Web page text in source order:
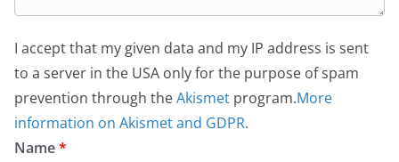
I accept that my given data and my IP address is sent
to a server in the USA only for the purpose of spam
prevention through theAkismet program.More
information on Akismet and GDPR.
Name*